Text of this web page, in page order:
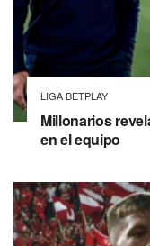
LIGA BETPLAY
Millonarios
en el equipo